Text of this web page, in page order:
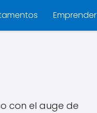
Emprender
con el auge de